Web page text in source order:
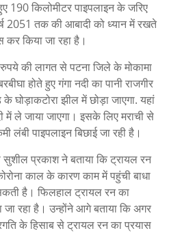
190 किलोमीटर पाइपलाइन के जरिए
2051 तक की आबादी को ध्यान में रखते
किया जा रहा है।
की लागत से पटना जिले के मोकामा
होते हुए गंगा नदी का पानी राजगीर
घोड़ाकटोरा झील में छोड़ा जाएगा. यहां
में ले जाया जाएगा। इसके लिए मराची से
पाइपलाइन बिछाई जा रही है।
प्रकाश ने बताया कि ट्रायल रन
काल के कारण काम में पहुंची बाधा
है। फिलहाल ट्रायल रन का
जा रहा है। उन्होंने आगे बताया कि अगर
के हिसाब से ट्रायल रन का प्रयास